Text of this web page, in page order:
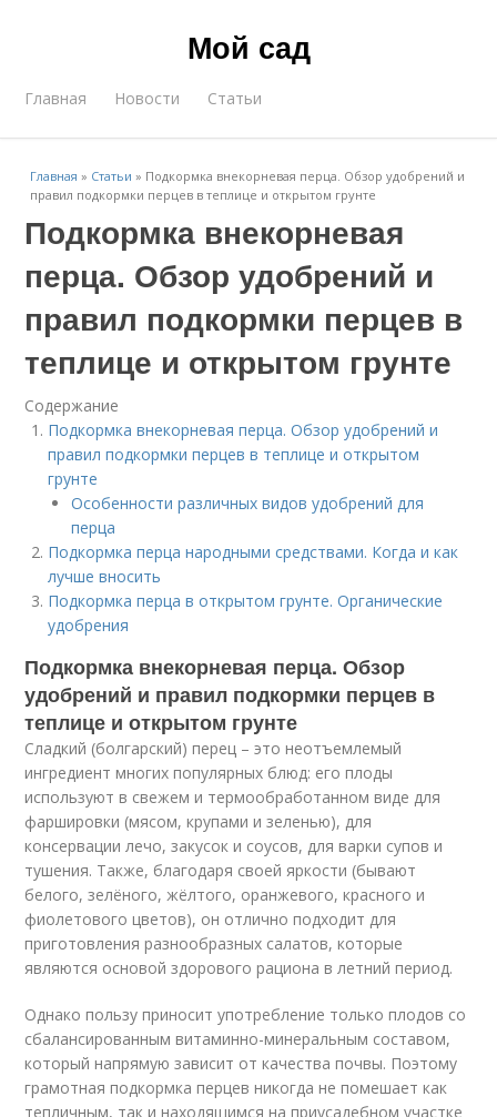
Мой сад
Главная Новости Статьи
Главная » Статьи » Подкормка внекорневая перца. Обзор удобрений и
правил подкормки перцев в теплице и открытом грунте
Подкормка внекорневая
перца. Обзор удобрений и
правил подкормки перцев в
теплице и открытом грунте
Содержание
Подкормка внекорневая перца. Обзор удобрений и
правил подкормки перцев в теплице и открытом
грунте
Особенности различных видов удобрений для
перца
Подкормка перца народными средствами. Когда и как
лучше вносить
Подкормка перца в открытом грунте. Органические
удобрения
Подкормка внекорневая перца. Обзор
удобрений и правил подкормки перцев в
теплице и открытом грунте
Сладкий (болгарский) перец – это неотъемлемый
ингредиент многих популярных блюд: его плоды
используют в свежем и термообработанном виде для
фаршировки (мясом, крупами и зеленью), для
консервации лечо, закусок и соусов, для варки супов и
тушения. Также, благодаря своей яркости (бывают
белого, зелёного, жёлтого, оранжевого, красного и
фиолетового цветов), он отлично подходит для
приготовления разнообразных салатов, которые
являются основой здорового рациона в летний период.
Однако пользу приносит употребление только плодов со
сбалансированным витаминно-минеральным составом,
который напрямую зависит от качества почвы. Поэтому
грамотная подкормка перцев никогда не помешает как
тепличным, так и находящимся на приусадебном участке